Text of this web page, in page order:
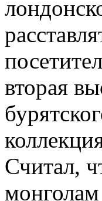
вторая
Считал,